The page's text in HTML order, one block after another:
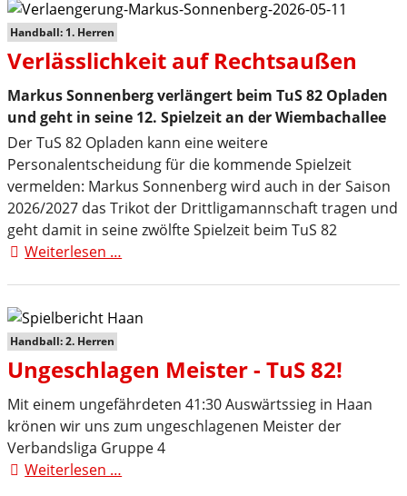
Handball: 1. Herren
Verlässlichkeit auf Rechtsaußen
Markus Sonnenberg verlängert beim TuS 82 Opladen
und geht in seine 12. Spielzeit an der Wiembachallee
Der TuS 82 Opladen kann eine weitere
Personalentscheidung für die kommende Spielzeit
vermelden: Markus Sonnenberg wird auch in der Saison
2026/2027 das Trikot der Drittligamannschaft tragen und
geht damit in seine zwölfte Spielzeit beim TuS 82
Weiterlesen …
Handball: 2. Herren
Ungeschlagen Meister - TuS 82!
Mit einem ungefährdeten 41:30 Auswärtssieg in Haan
krönen wir uns zum ungeschlagenen Meister der
Verbandsliga Gruppe 4
Weiterlesen …